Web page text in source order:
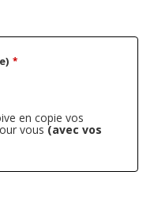
*
en copie vos
vous (avec vos